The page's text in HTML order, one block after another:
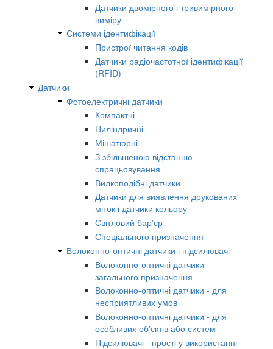
Датчики двомірного і тривимірного
виміру
Системи ідентифікації
Пристрої читання кодів
Датчики радіочастотної ідентифікації
(RFID)
Датчики
Фотоелектричні датчики
Компактні
Циліндричні
Мініатюрні
З збільшеною відстанню
спрацьовування
Вилкоподібні датчики
Датчики для виявлення друкованих
міток і датчики кольору
Світловий бар'єр
Спеціального призначення
Волоконно-оптичні датчики і підсилювачі
Волоконно-оптичні датчики -
загального призначення
Волоконно-оптичні датчики - для
несприятливих умов
Волоконно-оптичні датчики - для
особливих об'єктів або систем
Підсилювачі - прості у використанні